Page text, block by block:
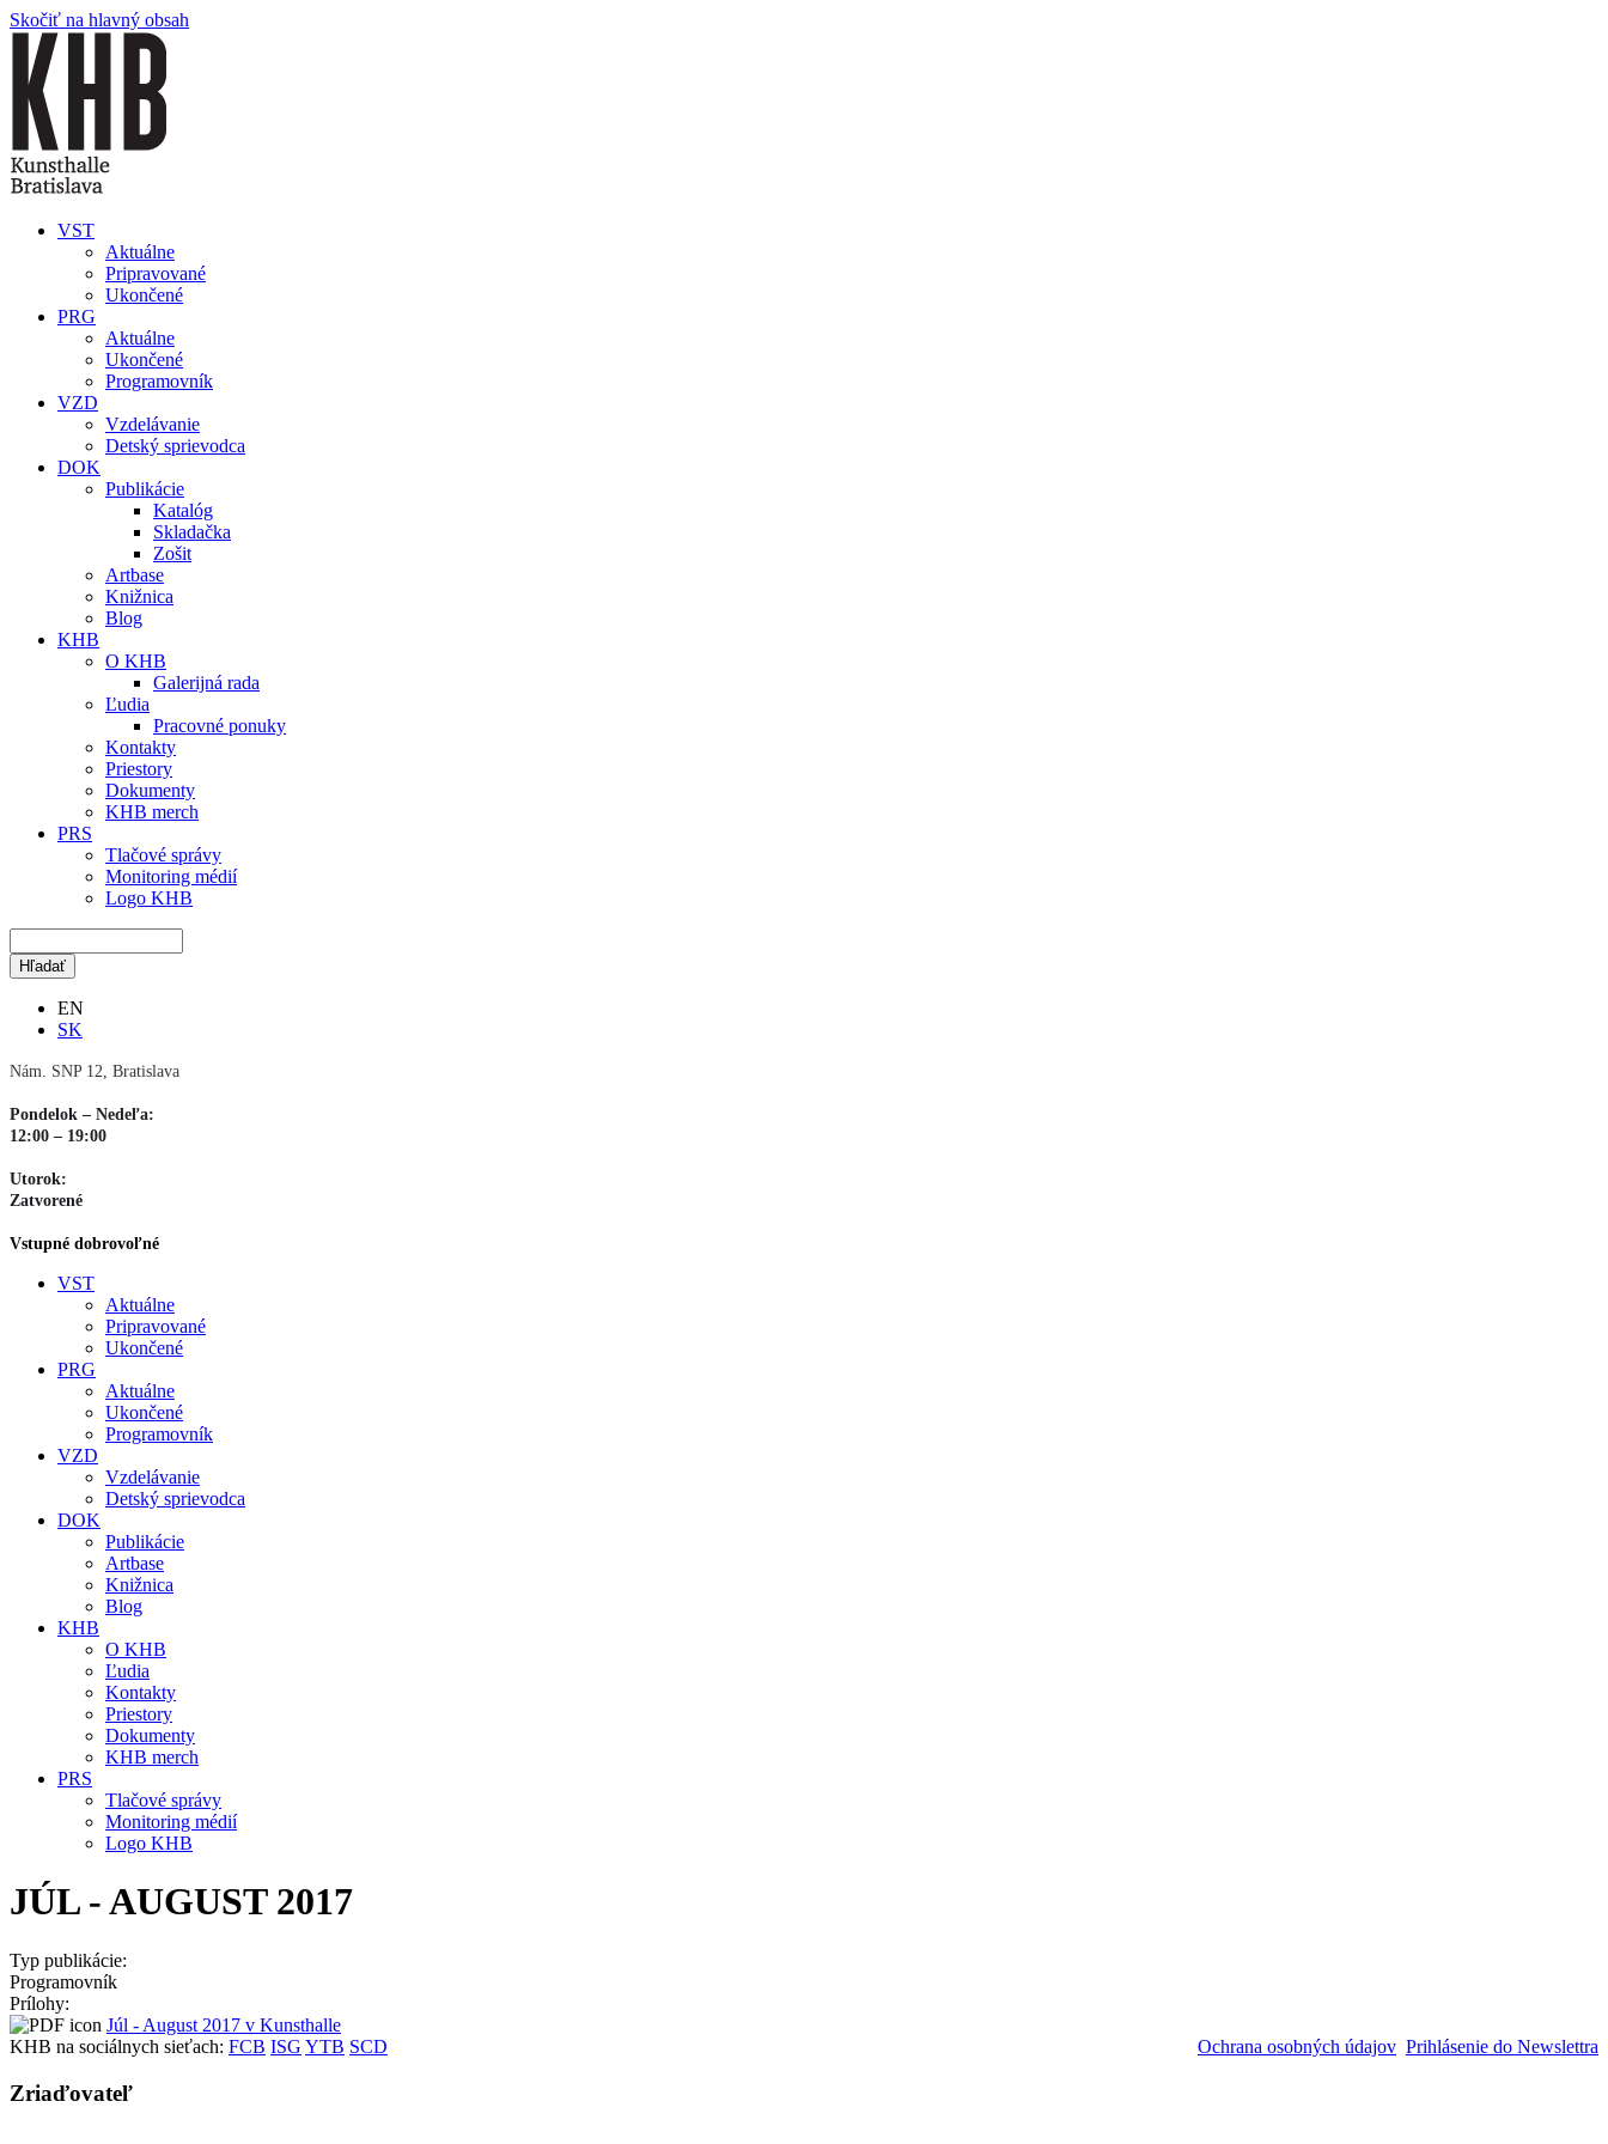
Skočiť na hlavný obsah
VST
Aktuálne
Pripravované
Ukončené
PRG
Aktuálne
Ukončené
Programovník
VZD
Vzdelávanie
Detský sprievodca
DOK
Publikácie
Katalóg
Skladačka
Zošit
Artbase
Knižnica
Blog
KHB
O KHB
Galerijná rada
Ľudia
Pracovné ponuky
Kontakty
Priestory
Dokumenty
KHB merch
PRS
Tlačové správy
Monitoring médií
Logo KHB
EN
SK
Nám. SNP 12, Bratislava
Pondelok – Nedeľa:
12:00 – 19:00
Utorok:
Zatvorené
Vstupné dobrovoľné
VST
Aktuálne
Pripravované
Ukončené
PRG
Aktuálne
Ukončené
Programovník
VZD
Vzdelávanie
Detský sprievodca
DOK
Publikácie
Artbase
Knižnica
Blog
KHB
O KHB
Ľudia
Kontakty
Priestory
Dokumenty
KHB merch
PRS
Tlačové správy
Monitoring médií
Logo KHB
JÚL - AUGUST 2017
Typ publikácie:
Programovník
Prílohy:
Júl - August 2017 v Kunsthalle
KHB na sociálnych sieťach: FCB ISG YTB SCD Prihlásenie do Newslettra
Ochrana osobných údajov
Zriaďovateľ